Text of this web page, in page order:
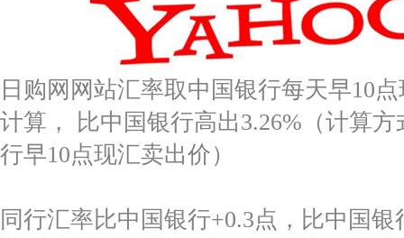
日购网网站汇率取中国银行每天早10
计算， 比中国银行高出3.26%（计算方
行早10点现汇卖出价）
同行汇率比中国银行+0.3点，比中国银